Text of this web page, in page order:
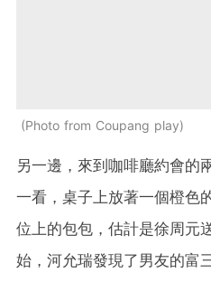
Photo from Coupang play
另一邊，來到咖啡廳約會的
一看，桌子上放著一個橙色
位上的包包，估計是徐周元
始，河允瑞發現了男友的富